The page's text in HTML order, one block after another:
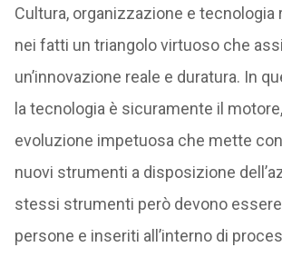
Cultura, organizzazione e tecnologia
nei fatti un triangolo virtuoso che
un’innovazione reale e duratura. In
la tecnologia è sicuramente il
evoluzione impetuosa che mette
nuovi strumenti a disposizione
stessi strumenti però devono
persone e inseriti all’interno di